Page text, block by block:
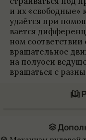
и их «сво­бод­ные»
уда­ётся при
ва­ется
ном соот­вет­ствии
враща­тель­ное
на полу­оси
вращаться с